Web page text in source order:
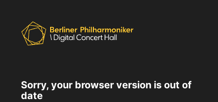
Sorry, your browser version is out of
date